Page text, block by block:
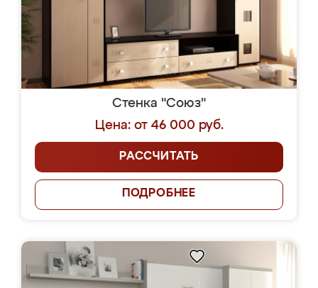
Стенка "Союз"
Цена: от 46 000 руб.
РАССЧИТАТЬ
ПОДРОБНЕЕ